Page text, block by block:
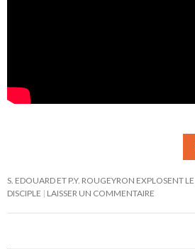
S. EDOUARD ET P.Y. ROUGEYRON EXPLOSENT
DISCIPLE
LAISSER UN COMMENTAIRE